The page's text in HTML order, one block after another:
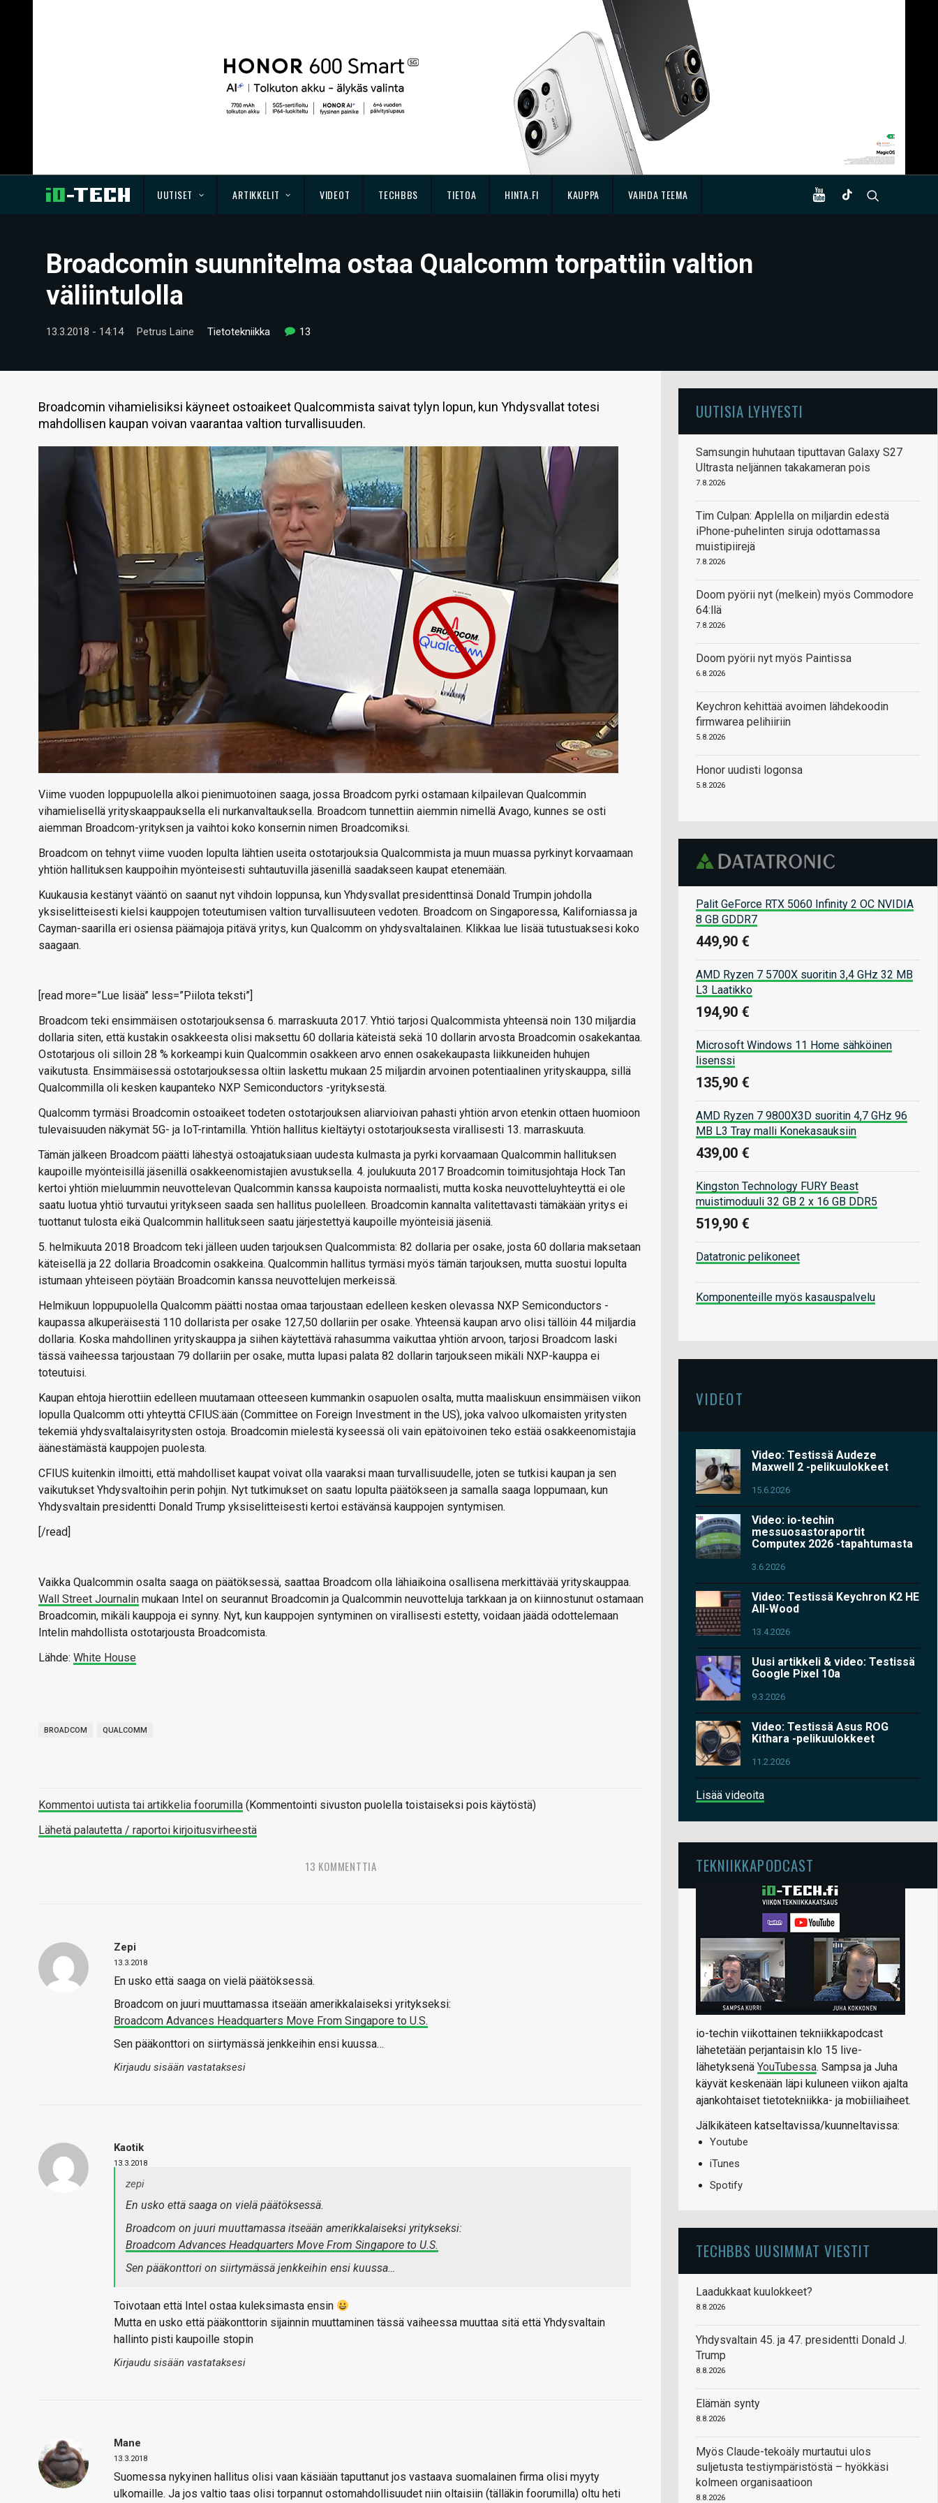
UUTISET ARTIKKELIT VIDEOT TECHBBS TIETOA HINTA.FI KAUPPA VAIHDA TEEMA
Broadcomin suunnitelma ostaa Qualcomm torpattiin valtion
väliintulolla
13.3.2018 - 14:14 Petrus Laine Tietotekniikka 13
Broadcomin vihamielisiksi käyneet ostoaikeet Qualcommista saivat tylyn lopun, kun Yhdysvallat totesi
mahdollisen kaupan voivan vaarantaa valtion turvallisuuden.
Viime vuoden loppupuolella alkoi pienimuotoinen saaga, jossa Broadcom pyrki ostamaan kilpailevan Qualcommin
vihamielisellä yrityskaappauksella eli nurkanvaltauksella. Broadcom tunnettiin aiemmin nimellä Avago, kunnes se osti
aiemman Broadcom-yrityksen ja vaihtoi koko konsernin nimen Broadcomiksi.
Broadcom on tehnyt viime vuoden lopulta lähtien useita ostotarjouksia Qualcommista ja muun muassa pyrkinyt korvaamaan
yhtiön hallituksen kauppoihin myönteisesti suhtautuvilla jäsenillä saadakseen kaupat etenemään.
Kuukausia kestänyt vääntö on saanut nyt vihdoin loppunsa, kun Yhdysvallat presidenttinsä Donald Trumpin johdolla
yksiselitteisesti kielsi kauppojen toteutumisen valtion turvallisuuteen vedoten. Broadcom on Singaporessa, Kaliforniassa ja
Cayman-saarilla eri osiensa päämajoja pitävä yritys, kun Qualcomm on yhdysvaltalainen. Klikkaa lue lisää tutustuaksesi koko
saagaan.
[read more=”Lue lisää” less=”Piilota teksti”]
Broadcom teki ensimmäisen ostotarjouksensa 6. marraskuuta 2017. Yhtiö tarjosi Qualcommista yhteensä noin 130 miljardia
dollaria siten, että kustakin osakkeesta olisi maksettu 60 dollaria käteistä sekä 10 dollarin arvosta Broadcomin osakekantaa.
Ostotarjous oli silloin 28 % korkeampi kuin Qualcommin osakkeen arvo ennen osakekaupasta liikkuneiden huhujen
vaikutusta. Ensimmäisessä ostotarjouksessa oltiin laskettu mukaan 25 miljardin arvoinen potentiaalinen yrityskauppa, sillä
Qualcommilla oli kesken kaupanteko NXP Semiconductors -yrityksestä.
Qualcomm tyrmäsi Broadcomin ostoaikeet todeten ostotarjouksen aliarvioivan pahasti yhtiön arvon etenkin ottaen huomioon
tulevaisuuden näkymät 5G- ja IoT-rintamilla. Yhtiön hallitus kieltäytyi ostotarjouksesta virallisesti 13. marraskuuta.
Tämän jälkeen Broadcom päätti lähestyä ostoajatuksiaan uudesta kulmasta ja pyrki korvaamaan Qualcommin hallituksen
kaupoille myönteisillä jäsenillä osakkeenomistajien avustuksella. 4. joulukuuta 2017 Broadcomin toimitusjohtaja Hock Tan
kertoi yhtiön mieluummin neuvottelevan Qualcommin kanssa kaupoista normaalisti, mutta koska neuvotteluyhteyttä ei ole
saatu luotua yhtiö turvautui yritykseen saada sen hallitus puolelleen. Broadcomin kannalta valitettavasti tämäkään yritys ei
tuottanut tulosta eikä Qualcommin hallitukseen saatu järjestettyä kaupoille myönteisiä jäseniä.
5. helmikuuta 2018 Broadcom teki jälleen uuden tarjouksen Qualcommista: 82 dollaria per osake, josta 60 dollaria maksetaan
käteisellä ja 22 dollaria Broadcomin osakkeina. Qualcommin hallitus tyrmäsi myös tämän tarjouksen, mutta suostui lopulta
istumaan yhteiseen pöytään Broadcomin kanssa neuvottelujen merkeissä.
Helmikuun loppupuolella Qualcomm päätti nostaa omaa tarjoustaan edelleen kesken olevassa NXP Semiconductors -
kaupassa alkuperäisestä 110 dollarista per osake 127,50 dollariin per osake. Yhteensä kaupan arvo olisi tällöin 44 miljardia
dollaria. Koska mahdollinen yrityskauppa ja siihen käytettävä rahasumma vaikuttaa yhtiön arvoon, tarjosi Broadcom laski
tässä vaiheessa tarjoustaan 79 dollariin per osake, mutta lupasi palata 82 dollarin tarjoukseen mikäli NXP-kauppa ei
toteutuisi.
Kaupan ehtoja hierottiin edelleen muutamaan otteeseen kummankin osapuolen osalta, mutta maaliskuun ensimmäisen viikon
lopulla Qualcomm otti yhteyttä CFIUS:ään (Committee on Foreign Investment in the US), joka valvoo ulkomaisten yritysten
tekemiä yhdysvaltalaisyritysten ostoja. Broadcomin mielestä kyseessä oli vain epätoivoinen teko estää osakkeenomistajia
äänestämästä kauppojen puolesta.
CFIUS kuitenkin ilmoitti, että mahdolliset kaupat voivat olla vaaraksi maan turvallisuudelle, joten se tutkisi kaupan ja sen
vaikutukset Yhdysvaltoihin perin pohjin. Nyt tutkimukset on saatu lopulta päätökseen ja samalla saaga loppumaan, kun
Yhdysvaltain presidentti Donald Trump yksiselitteisesti kertoi estävänsä kauppojen syntymisen.
[/read]
Vaikka Qualcommin osalta saaga on päätöksessä, saattaa Broadcom olla lähiaikoina osallisena merkittävää yrityskauppaa.
Wall Street Journalin mukaan Intel on seurannut Broadcomin ja Qualcommin neuvotteluja tarkkaan ja on kiinnostunut ostamaan
Broadcomin, mikäli kauppoja ei synny. Nyt, kun kauppojen syntyminen on virallisesti estetty, voidaan jäädä odottelemaan
Intelin mahdollista ostotarjousta Broadcomista.
Lähde: White House
BROADCOM QUALCOMM
Kommentoi uutista tai artikkelia foorumilla (Kommentointi sivuston puolella toistaiseksi pois käytöstä)
Lähetä palautetta / raportoi kirjoitusvirheestä
13 KOMMENTTIA
Zepi
13.3.2018
En usko että saaga on vielä päätöksessä.
Broadcom on juuri muuttamassa itseään amerikkalaiseksi yritykseksi:
Broadcom Advances Headquarters Move From Singapore to U.S.
Sen pääkonttori on siirtymässä jenkkeihin ensi kuussa…
Kirjaudu sisään vastataksesi
Kaotik
13.3.2018
zepi
En usko että saaga on vielä päätöksessä.
Broadcom on juuri muuttamassa itseään amerikkalaiseksi yritykseksi:
Broadcom Advances Headquarters Move From Singapore to U.S.
Sen pääkonttori on siirtymässä jenkkeihin ensi kuussa…
Toivotaan että Intel ostaa kuleksimasta ensin
Mutta en usko että pääkonttorin sijainnin muuttaminen tässä vaiheessa muuttaa sitä että Yhdysvaltain
hallinto pisti kaupoille stopin
Kirjaudu sisään vastataksesi
Mane
13.3.2018
Suomessa nykyinen hallitus olisi vaan käsiään taputtanut jos vastaava suomalainen firma olisi myyty
ulkomaille. Ja jos valtio taas olisi torpannut ostomahdollisuudet niin oltaisiin (tälläkin foorumilla) oltu heti
UUTISIA LYHYESTI
Samsungin huhutaan tiputtavan Galaxy S27
Ultrasta neljännen takakameran pois
7.8.2026
Tim Culpan: Applella on miljardin edestä
iPhone-puhelinten siruja odottamassa
muistipiirejä
7.8.2026
Doom pyörii nyt (melkein) myös Commodore
64:llä
7.8.2026
Doom pyörii nyt myös Paintissa
6.8.2026
Keychron kehittää avoimen lähdekoodin
firmwarea pelihiiriin
5.8.2026
Honor uudisti logonsa
5.8.2026
Palit GeForce RTX 5060 Infinity 2 OC NVIDIA
8 GB GDDR7
449,90 €
AMD Ryzen 7 5700X suoritin 3,4 GHz 32 MB
L3 Laatikko
194,90 €
Microsoft Windows 11 Home sähköinen
lisenssi
135,90 €
AMD Ryzen 7 9800X3D suoritin 4,7 GHz 96
MB L3 Tray malli Konekasauksiin
439,00 €
Kingston Technology FURY Beast
muistimoduuli 32 GB 2 x 16 GB DDR5
519,90 €
Datatronic pelikoneet
Komponenteille myös kasauspalvelu
VIDEOT
Video: Testissä Audeze
Maxwell 2 -pelikuulokkeet
15.6.2026
Video: io-techin
messuosastoraportit
Computex 2026 -tapahtumasta
3.6.2026
Video: Testissä Keychron K2 HE
All-Wood
13.4.2026
Uusi artikkeli & video: Testissä
Google Pixel 10a
9.3.2026
Video: Testissä Asus ROG
Kithara -pelikuulokkeet
11.2.2026
Lisää videoita
TEKNIIKKAPODCAST
io-techin viikottainen tekniikkapodcast
lähetetään perjantaisin klo 15 live-
lähetyksenä YouTubessa. Sampsa ja Juha
käyvät keskenään läpi kuluneen viikon ajalta
ajankohtaiset tietotekniikka- ja mobiiliaiheet.
Jälkikäteen katseltavissa/kuunneltavissa:
Youtube
iTunes
Spotify
TECHBBS UUSIMMAT VIESTIT
Laadukkaat kuulokkeet?
8.8.2026
Yhdysvaltain 45. ja 47. presidentti Donald J.
Trump
8.8.2026
Elämän synty
8.8.2026
Myös Claude-tekoäly murtautui ulos
suljetusta testiympäristöstä – hyökkäsi
kolmeen organisaatioon
8.8.2026